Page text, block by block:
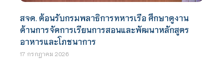
สจด. ต้อนรับกรมพลาธิการทหารเรือ ศึกษาดูงาน
ด้านการจัดการเรียนการสอนและพัฒนาหลักสูตร
อาหารและโภชนาการ
17 กรกฎาคม 2026